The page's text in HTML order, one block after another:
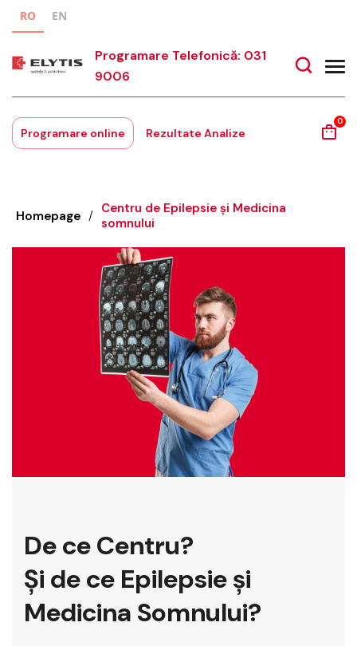
RO EN
Programare Telefonică: 031
9006
Programare online Rezultate Analize
0
Homepage / Centru de Epilepsie şi Medicina
somnului
De ce Centru?
Şi de ce Epilepsie şi
Medicina Somnului?